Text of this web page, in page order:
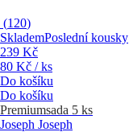
(120)
SklademPoslední kousky
239 Kč
80 Kč / ks
Do košíku
Do košíku
Premiumsada 5 ks
Joseph Joseph